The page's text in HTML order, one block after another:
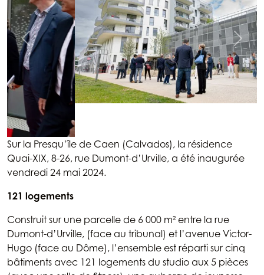
Sur la Presqu’île de Caen (Calvados), la résidence
Quai-XIX, 8-26, rue Dumont-d’Urville, a été inaugurée
vendredi 24 mai 2024.
121 logements
Dumont-d’Urville, (face au tribunal) et l’avenue Victor-
Hugo (face au Dôme), l’ensemble est réparti sur cinq
bâtiments avec 121 logements du studio aux 5 pièces
(avec une salle de fitness), une auberge de jeunesse
de 60 lits (The People Caen), un parking de 287 places
et 2 670 m² de commerces et bureaux situés aux rez-